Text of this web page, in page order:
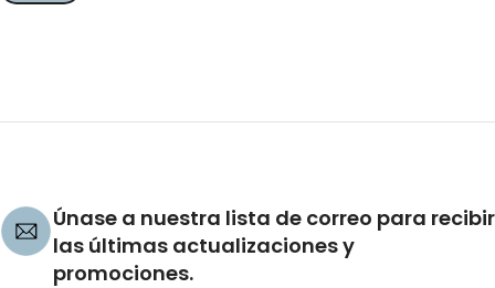
Únase a nuestra lista de correo para recibir
las últimas actualizaciones y
promociones.